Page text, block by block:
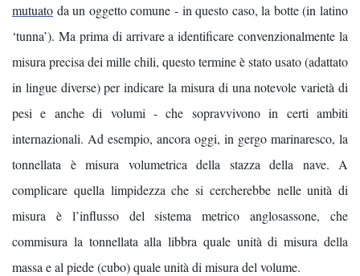
mutuato da un oggetto comune - in questo caso, la botte (in latino
‘tunna’). Ma prima di arrivare a identificare convenzionalmente la
misura precisa dei mille chili, questo termine è stato usato (adattato
in lingue diverse) per indicare la misura di una notevole varietà di
pesi e anche di volumi - che sopravvivono in certi ambiti
internazionali. Ad esempio, ancora oggi, in gergo marinaresco, la
tonnellata è misura volumetrica della stazza della nave. A
complicare quella limpidezza che si cercherebbe nelle unità di
misura è l’influsso del sistema metrico anglosassone, che
commisura la tonnellata alla libbra quale unità di misura della
massa e al piede (cubo) quale unità di misura del volume.